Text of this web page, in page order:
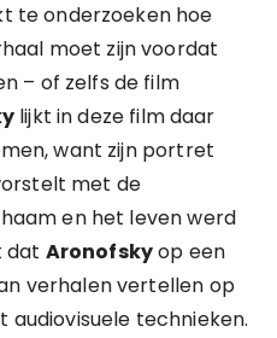
te onderzoeken hoe
moet zijn voordat
– of zelfs de film
lijkt in deze film daar
want zijn portret
met de
en het leven werd
dat Aronofskyop een
verhalen vertellen op
audiovisuele technieken.